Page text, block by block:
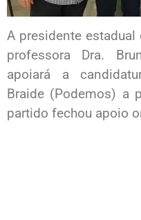
A presidente estadual
professora Dra.
apoiará a
Braide (Podemos) a
partido fechou apoio